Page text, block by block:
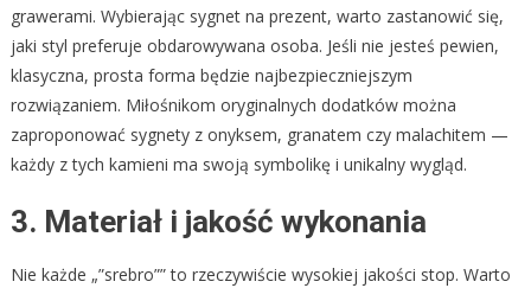
grawerami. Wybierając sygnet na prezent, warto zastanowić się,
jaki styl preferuje obdarowywana osoba. Jeśli nie jesteś pewien,
klasyczna, prosta forma będzie najbezpieczniejszym
rozwiązaniem. Miłośnikom oryginalnych dodatków można
zaproponować sygnety z onyksem, granatem czy malachitem —
każdy z tych kamieni ma swoją symbolikę i unikalny wygląd.
3. Materiał i jakość wykonania
Nie każde „”srebro”” to rzeczywiście wysokiej jakości stop. Warto